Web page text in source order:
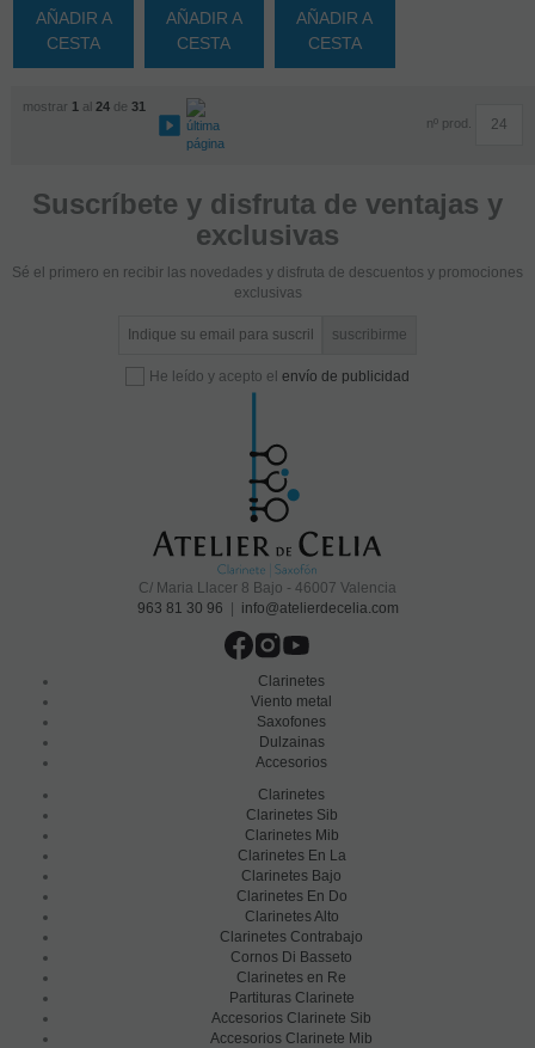
AÑADIR A
CESTA
AÑADIR A
CESTA
AÑADIR A
CESTA
mostrar 1 al 24de 31
nº prod.
Suscríbete y disfruta de ventajas y
exclusivas
Sé el primero en recibir las novedades y disfruta de descuentos y promociones
exclusivas
He leído y acepto el envío de publicidad
C/ Maria Llacer 8 Bajo - 46007 Valencia
963 81 30 96 | info@atelierdecelia.com
Clarinetes
Viento metal
Saxofones
Dulzainas
Accesorios
Clarinetes
Clarinetes Sib
Clarinetes Mib
Clarinetes En La
Clarinetes Bajo
Clarinetes En Do
Clarinetes Alto
Clarinetes Contrabajo
Cornos Di Basseto
Clarinetes en Re
Partituras Clarinete
Accesorios Clarinete Sib
Accesorios Clarinete Mib